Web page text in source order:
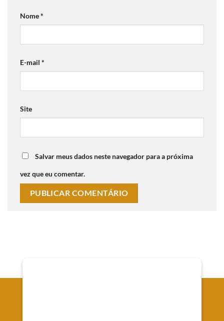
Nome*
E-mail *
Site
Salvar meus dados neste navegador para a próxima
vez que eu comentar.